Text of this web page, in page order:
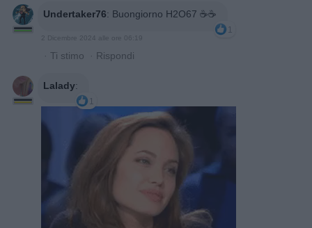
Undertaker76: Buongiorno H2O67 ☕☕
1
2 Dicembre 2024 alle ore 06:19
· Ti stimo · Rispondi
Lalady:
1